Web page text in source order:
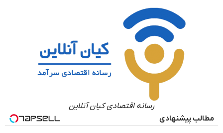
رسانه اقتصادی کیان آنلاین
مطالب پیشنهادی